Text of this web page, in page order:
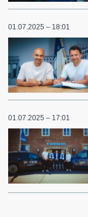
01.07.2025 – 18:01
01.07.2025 – 17:01